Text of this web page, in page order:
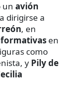
un avión
dirigirse a
, en
en
como
y Pily de